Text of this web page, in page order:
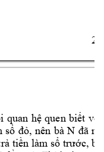
2
i quan hệ quen biết vớ
sổ đỏ, nên bà N đã
ả tiền làm sổ trước, b